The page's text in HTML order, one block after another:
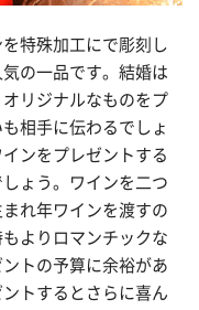
特殊加工にで彫刻し
の一品です。結婚は
リジナルなものをプ
相手に伝わるでしょ
ンをプレゼントする
ょう。ワインを二つ
れ年ワインを渡すの
よりロマンチックな
トの予算に余裕があ
トするとさらに喜ん